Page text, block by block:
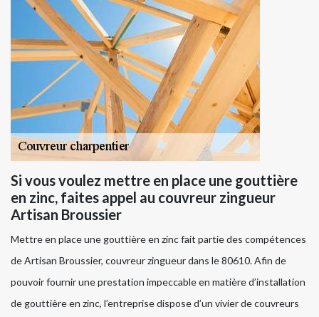
Si vous voulez mettre en place une gouttière
en zinc, faites appel au couvreur zingueur
Artisan Broussier
Mettre en place une gouttière en zinc fait partie des compétences
de Artisan Broussier, couvreur zingueur dans le 80610. Afin de
pouvoir fournir une prestation impeccable en matière d’installation
de gouttière en zinc, l’entreprise dispose d’un vivier de couvreurs